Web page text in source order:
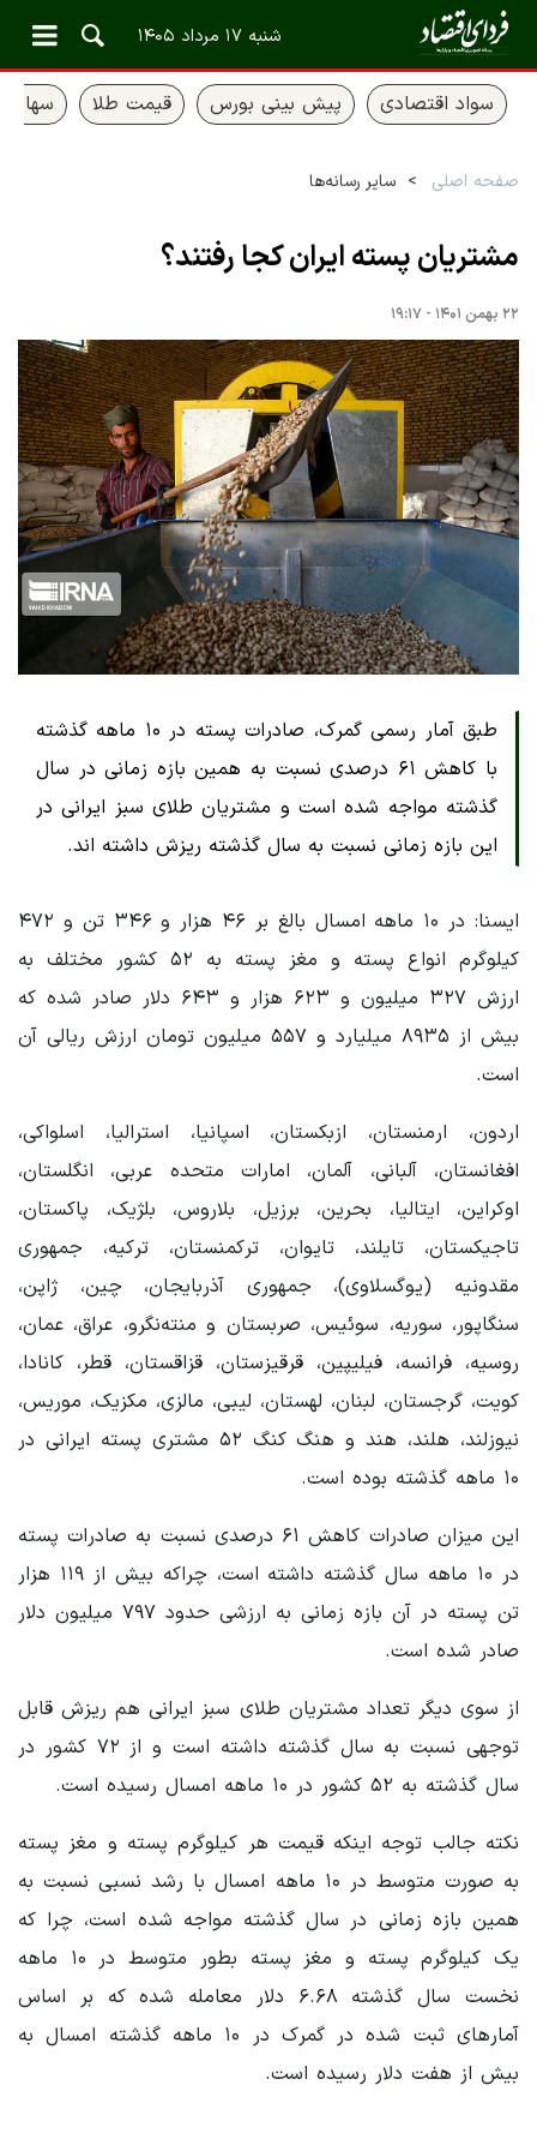
شنبه ۱۷ مرداد ۱۴۰۵
سواد اقتصادی پیش بینی بورس قیمت طلا سهام
صفحه اصلی سایر رسانه‌ها
مشتریان پسته ایران کجا رفتند؟
۲۲ بهمن ۱۴۰۱ - ۱۹:۱۷
طبق آمار رسمی گمرک، صادرات پسته در ۱۰ ماهه گذشته
با کاهش ۶۱ درصدی نسبت به همین بازه زمانی در سال
گذشته مواجه شده است و مشتریان طلای سبز ایرانی در
این بازه زمانی نسبت به سال گذشته ریزش داشته اند.
ایسنا: در ۱۰ ماهه امسال بالغ بر ۴۶ هزار و ۳۴۶ تن و ۴۷۲
کیلوگرم انواع پسته و مغز پسته به ۵۲ کشور مختلف به
ارزش ۳۲۷ میلیون و ۶۲۳ هزار و ۶۴۳ دلار صادر شده که
بیش از ۸۹۳۵ میلیارد و ۵۵۷ میلیون تومان ارزش ریالی آن
است.
اردون، ارمنستان، ازبکستان، اسپانیا، استرالیا، اسلواکی،
افغانستان، آلبانی، آلمان، امارات متحده عربی، انگلستان،
اوکراین، ایتالیا، بحرین، برزیل، بلاروس، بلژیک، پاکستان،
تاجیکستان، تایلند، تایوان، ترکمنستان، ترکیه، جمهوری
مقدونیه (یوگسلاوی)، جمهوری آذربایجان، چین، ژاپن،
سنگاپور، سوریه، سوئیس، صربستان و منته‌نگرو، عراق، عمان،
روسیه، فرانسه، فیلیپین، قرقیزستان، قزاقستان، قطر، کانادا،
کویت، گرجستان، لبنان، لهستان، لیبی، مالزی، مکزیک، موریس،
نیوزلند، هلند، هند و هنگ کنگ ۵۲ مشتری پسته ایرانی در
۱۰ ماهه گذشته بوده است.
این میزان صادرات کاهش ۶۱ درصدی نسبت به صادرات پسته
در ۱۰ ماهه سال گذشته داشته است، چراکه بیش از ۱۱۹ هزار
تن پسته در آن بازه زمانی به ارزشی حدود ۷۹۷ میلیون دلار
صادر شده است.
از سوی دیگر تعداد مشتریان طلای سبز ایرانی هم ریزش قابل
توجهی نسبت به سال گذشته داشته است و از ۷۲ کشور در
سال گذشته به ۵۲ کشور در ۱۰ ماهه امسال رسیده است.
نکته جالب توجه اینکه قیمت هر کیلوگرم پسته و مغز پسته
به صورت متوسط در ۱۰ ماهه امسال با رشد نسبی نسبت به
همین بازه زمانی در سال گذشته مواجه شده است، چرا که
یک کیلوگرم پسته و مغز پسته بطور متوسط در ۱۰ ماهه
نخست سال گذشته ۶.۶۸ دلار معامله شده که بر اساس
آمارهای ثبت شده در گمرک در ۱۰ ماهه گذشته امسال به
بیش از هفت دلار رسیده است.